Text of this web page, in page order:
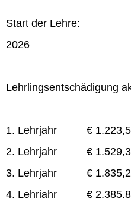
Start der Lehre:
2026
Lehrlingsentschädigung
1. Lehrjahr €
2. Lehrjahr €
3. Lehrjahr €
4. Lehrjahr €